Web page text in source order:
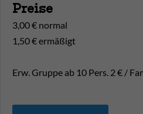
Preise
3,00 € normal
1,50 € ermäßigt
Erw. Gruppe ab 10 Pers. 2 € /